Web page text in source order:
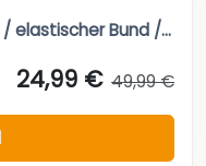
elastischer Bund /...
24,99 € 49,99 €